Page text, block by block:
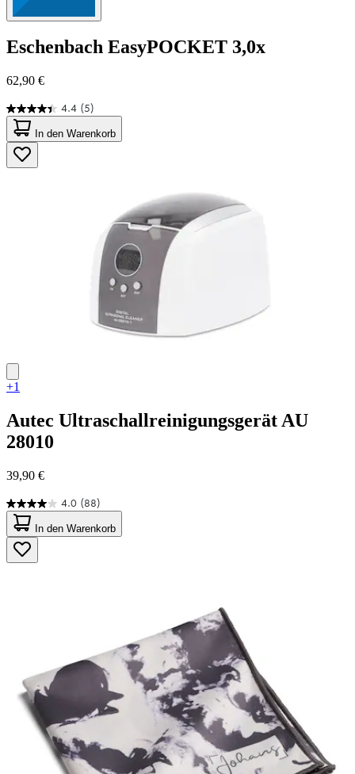
Eschenbach EasyPOCKET 3,0x
62,90 €
4.4 (5)
4.4
von
5
Sternen.
5
In den Warenkorb
+1
Autec Ultraschallreinigungsgerät AU
28010
39,90 €
4.0 (88)
4.0
von
5
Sternen.
88
In den Warenkorb